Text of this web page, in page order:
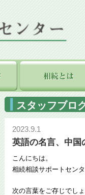
スタッフブロ
2023.9.1
英語の名言、中国
こんにちは。
相続相談サポートセン
次の言葉をご存じでし